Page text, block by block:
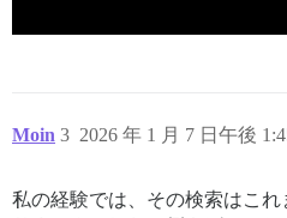
Moin 2026 年 1 月 7 日午後
3
私の経験では、その検索はこ